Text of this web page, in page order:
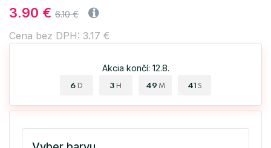
3.90 € 6.10 €
Cena bez DPH: 3.17 €
Akcia končí: 12.8.
6 D 3 H 49 M 41 S